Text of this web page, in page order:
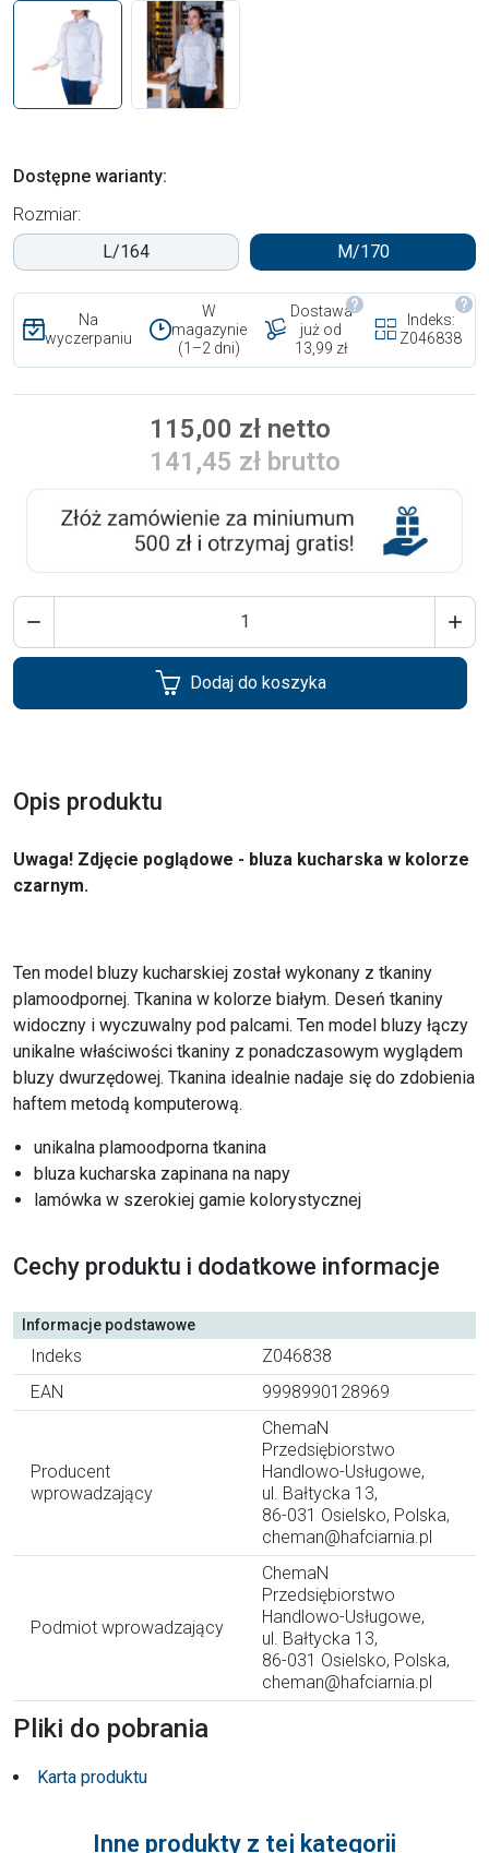
Dostępne warianty:
Rozmiar:
L/164
M/170
Na
wyczerpaniu
W
magazynie
(1–2 dni)
Dostawa
już od
13,99 zł
Indeks:
Z046838
115,00 zł netto
141,45 zł brutto
 
Dodaj do koszyka
Opis produktu
Uwaga! Zdjęcie poglądowe - bluza kucharska w kolorze
czarnym.
Ten model bluzy kucharskiej został wykonany z tkaniny
plamoodpornej. Tkanina w kolorze białym. Deseń tkaniny
widoczny i wyczuwalny pod palcami. Ten model bluzy łączy
unikalne właściwości tkaniny z ponadczasowym wyglądem
bluzy dwurzędowej. Tkanina idealnie nadaje się do zdobienia
haftem metodą komputerową.
unikalna plamoodporna tkanina
bluza kucharska zapinana na napy
lamówka w szerokiej gamie kolorystycznej
Cechy produktu i dodatkowe informacje
Informacje podstawowe
Indeks
Z046838
EAN
9998990128969
Producent
wprowadzający
ChemaN
Przedsiębiorstwo
Handlowo-Usługowe,
ul. Bałtycka 13,
86-031 Osielsko, Polska,
cheman@hafciarnia.pl
Podmiot wprowadzający
ChemaN
Przedsiębiorstwo
Handlowo-Usługowe,
ul. Bałtycka 13,
86-031 Osielsko, Polska,
cheman@hafciarnia.pl
Pliki do pobrania
Karta produktu
Inne produkty z tej kategorii